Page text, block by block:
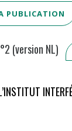
PUBLICATION
(version NL)